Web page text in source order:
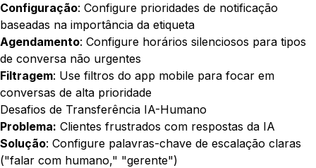
Configuração: Configure prioridades de notificação
baseadas na importância da etiqueta
Agendamento: Configure horários silenciosos para tipos
de conversa não urgentes
Filtragem: Use filtros do app mobile para focar em
conversas de alta prioridade
Desafios de Transferência IA-Humano
Problema: Clientes frustrados com respostas da IA
Solução: Configure palavras-chave de escalação claras
("falar com humano," "gerente")